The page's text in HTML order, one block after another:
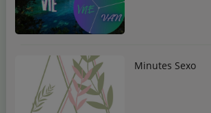
Minutes Sexo